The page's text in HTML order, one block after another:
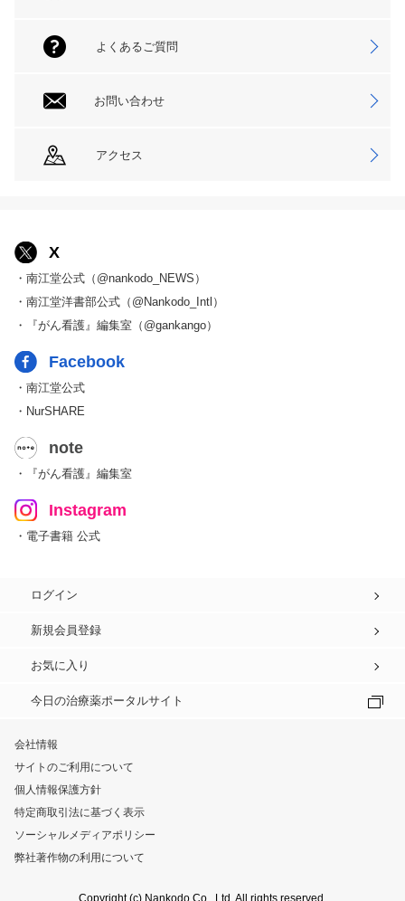
よくあるご質問
お問い合わせ
アクセス
X
・南江堂公式（@nankodo_NEWS）
・南江堂洋書部公式（@Nankodo_Intl）
・『がん看護』編集室（@gankango）
Facebook
・南江堂公式
・NurSHARE
note
・『がん看護』編集室
Instagram
・電子書籍 公式
ログイン
新規会員登録
お気に入り
今日の治療薬ポータルサイト
会社情報
サイトのご利用について
個人情報保護方針
特定商取引法に基づく表示
ソーシャルメディアポリシー
弊社著作物の利用について
Copyright (c) Nankodo Co., Ltd. All rights reserved.